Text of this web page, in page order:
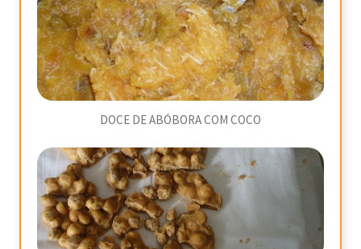
DOCE DE ABÓBORA COM COCO